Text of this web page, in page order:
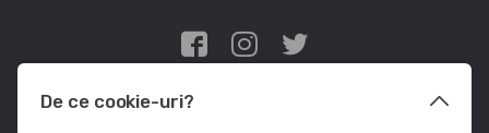
Edris Digital Agency
De ce cookie-uri?